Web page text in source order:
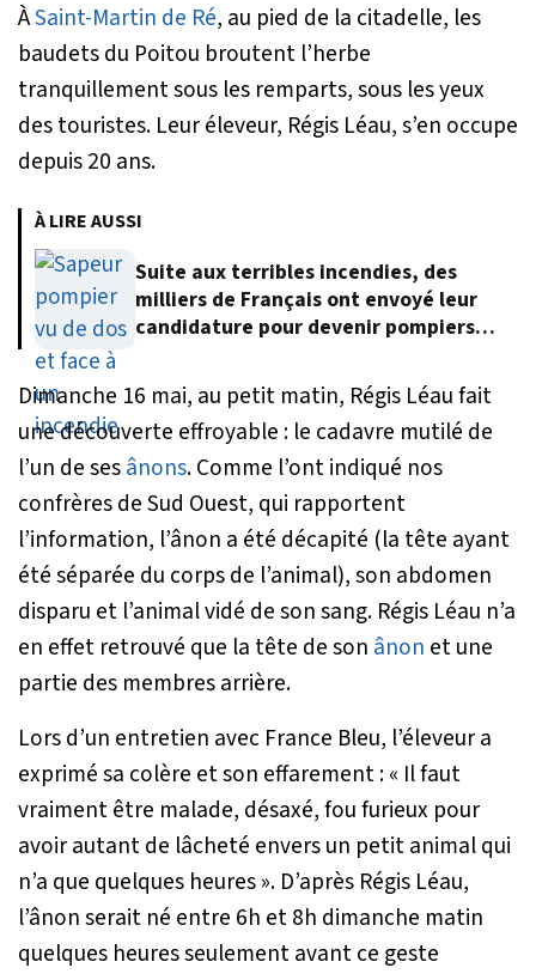
ÀSaint-Martin de Ré, au pied de la citadelle, les
baudets du Poitou broutent l’herbe
tranquillement sous les remparts, sous les yeux
des touristes. Leur éleveur, Régis Léau, s’en occupe
depuis 20 ans.
À LIRE AUSSI
Suite aux terribles incendies, des
milliers de Français ont envoyé leur
candidature pour devenir pompiers
Dimanche 16 mai, au petit matin, Régis Léau fait
une découverte effroyable : le cadavre mutilé de
l’un de sesânons. Comme l’ont indiqué nos
confrères deSud Ouest, qui rapportent
l’information, l’ânon a été décapité (la tête ayant
été séparée du corps de l’animal), son abdomen
disparu et l’animal vidé de son sang. Régis Léau n’a
en effet retrouvé que la tête de son ânon et une
partie des membres arrière.
Lors d’un entretien avec France Bleu, l’éleveur a
exprimé sa colère et son effarement : « Il faut
vraiment être malade, désaxé, fou furieux pour
avoir autant de lâcheté envers un petit animal qui
n’a que quelques heures». D’après Régis Léau,
l’ânon serait né entre 6h et 8h dimanche matin
quelques heures seulement avant ce geste